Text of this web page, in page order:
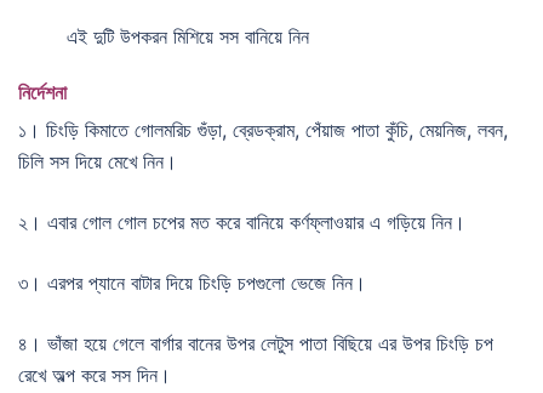
এই দুটি উপকরন মিশিয়ে সস বানিয়ে নিন
নির্দেশনা
১। চিংড়ি কিমাতে গোলমরিচ গুঁড়া, ব্রেডক্রাম, পেঁয়াজ পাতা কুঁচি, মেয়নিজ, লবন,
চিলি সস দিয়ে মেখে নিন।
২। এবার গোল গোল চপের মত করে বানিয়ে কর্ণফ্লাওয়ার এ গড়িয়ে নিন।
৩। এরপর প্যানে বাটার দিয়ে চিংড়ি চপগুলো ভেজে নিন।
৪। ভাঁজা হয়ে গেলে বার্গার বানের উপর লেটুস পাতা বিছিয়ে এর উপর চিংড়ি চপ
রেখে অল্প করে সস দিন।